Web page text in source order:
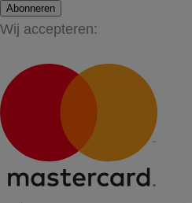
Abonneren
Wij accepteren: